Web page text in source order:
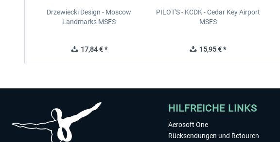
Drzewiecki Design - Moscow
Landmarks MSFS
17,84 € *
PILOT'S - KCDK - Cedar Key Airport
MSFS
15,95 € *
HILFREICHE LINKS
Aerosoft One
Rücksendungen und Retouren